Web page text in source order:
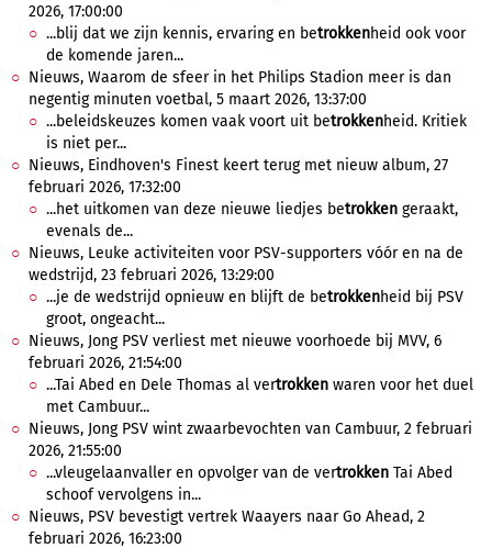
2026, 17:00:00
...blij dat we zijn kennis, ervaring en betrokkenheid ook voor
de komende jaren...
Nieuws, Waarom de sfeer in het Philips Stadion meer is dan
negentig minuten voetbal, 5 maart 2026, 13:37:00
...beleidskeuzes komen vaak voort uit betrokkenheid. Kritiek
is niet per...
Nieuws, Eindhoven's Finest keert terug met nieuw album, 27
februari 2026, 17:32:00
...het uitkomen van deze nieuwe liedjes betrokken geraakt,
evenals de...
Nieuws, Leuke activiteiten voor PSV-supporters vóór en na de
wedstrijd, 23 februari 2026, 13:29:00
...je de wedstrijd opnieuw en blijft de betrokkenheid bij PSV
groot, ongeacht...
Nieuws, Jong PSV verliest met nieuwe voorhoede bij MVV, 6
februari 2026, 21:54:00
...Tai Abed en Dele Thomas al vertrokken waren voor het duel
met Cambuur...
Nieuws, Jong PSV wint zwaarbevochten van Cambuur, 2 februari
2026, 21:55:00
...vleugelaanvaller en opvolger van de vertrokken Tai Abed
schoof vervolgens in...
Nieuws, PSV bevestigt vertrek Waayers naar Go Ahead, 2
februari 2026, 16:23:00